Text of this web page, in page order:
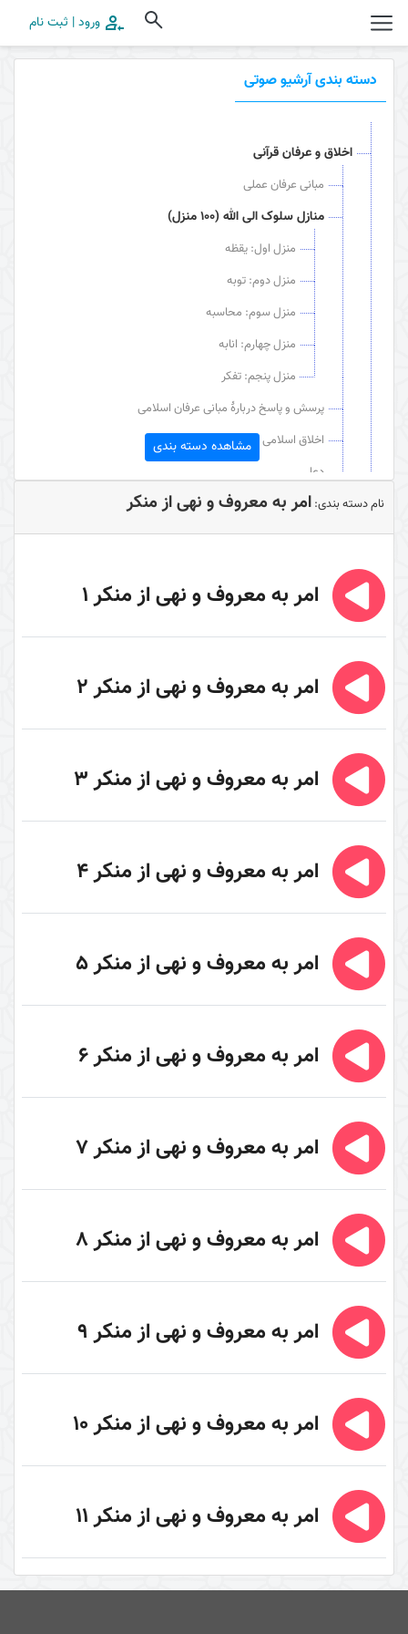
ورود | ثبت نام
دسته بندی آرشیو صوتی
اخلاق و عرفان قرآنی
مبانی عرفان عملی
منازل سلوک الی الله (100 منزل)
منزل اول: یقظه
منزل دوم: توبه
منزل سوم: محاسبه
منزل چهارم: انابه
منزل پنجم: تفکر
پرسش و پاسخ دربارۀ مبانی عرفان اسلامی
اخلاق اسلامی
دعا
عقائد قرآنی
مبدأ شناسی
توحید و شرک
دین‌شناسی
فلسفه احکام
قرآن شناسی
نگرشی دیگر به قرآن (کتاب + کتاب صوتی)
اعجاز قرآن
راهنما شناسی
اهل‌البیت (علیهم السلام) در قرآن
تفسیر آیۀ وسیله
تفسیر آیۀ «والعصر»
تفسیر سورۀ فجر
تفسیر سورۀ کوثر
سال 1397
سال 1400
غلو یا تقصیر در مقامات اهل البیت (علیهم السلام)
سیری در معنای ولایت
زیارت و توسل
مشاهده دسته بندی
نام دسته بندی:امر به معروف و نهی از منکر
امر به معروف و نهی از منکر 1
امر به معروف و نهی از منکر 2
امر به معروف و نهی از منکر 3
امر به معروف و نهی از منکر 4
امر به معروف و نهی از منکر 5
امر به معروف و نهی از منکر 6
امر به معروف و نهی از منکر 7
امر به معروف و نهی از منکر 8
امر به معروف و نهی از منکر 9
امر به معروف و نهی از منکر 10
امر به معروف و نهی از منکر 11